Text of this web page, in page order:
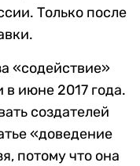
Только после
«содействие»
в июне 2017 года.
создателей
«доведение
потому что она